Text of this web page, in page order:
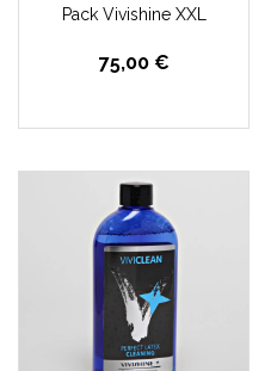
Pack Vivishine XXL
75,00 €